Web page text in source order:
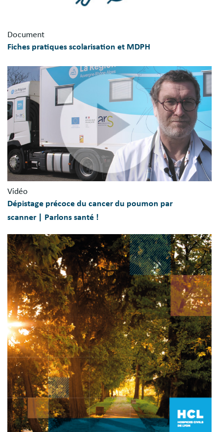
Document
Fiches pratiques scolarisation et MDPH
Vidéo
Dépistage précoce du cancer du poumon par
scanner | Parlons santé !